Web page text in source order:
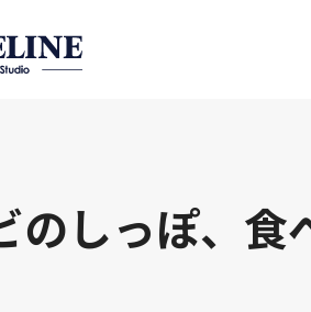
のしっぽ、食